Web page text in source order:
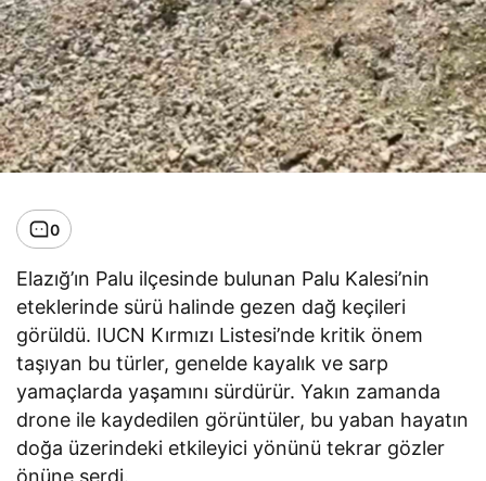
0
Elazığ’ın Palu ilçesinde bulunan Palu Kalesi’nin
eteklerinde sürü halinde gezen dağ keçileri
görüldü. IUCN Kırmızı Listesi’nde kritik önem
taşıyan bu türler, genelde kayalık ve sarp
yamaçlarda yaşamını sürdürür. Yakın zamanda
drone ile kaydedilen görüntüler, bu yaban hayatın
doğa üzerindeki etkileyici yönünü tekrar gözler
önüne serdi.